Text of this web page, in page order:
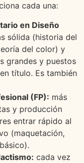
cada una:
en Diseño
sólida (historia del
del color) y
grandes y puestos
título. Es también
(FP): más
y producción
entrar rápido al
(maquetación,
cada vez